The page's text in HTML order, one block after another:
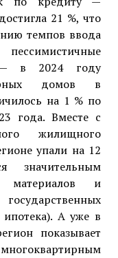
21 %, что
темпов ввода
— в 2024 году
домов в
на 1 % по
года. Вместе с
жилищного
упали на 12
значительным
материалов и
ипотека). А уже в
показывает